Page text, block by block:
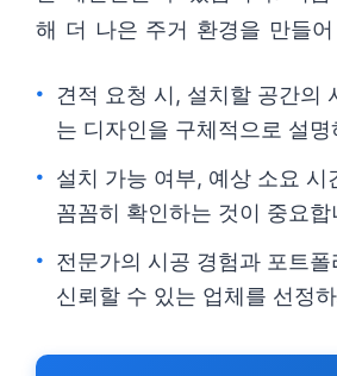
해 더 나은 주거 환경을 만들
견적 요청 시, 설치할 공간의
는 디자인을 구체적으로 설명
설치 가능 여부, 예상 소요 시
꼼꼼히 확인하는 것이 중요합
전문가의 시공 경험과 포트폴
신뢰할 수 있는 업체를 선정